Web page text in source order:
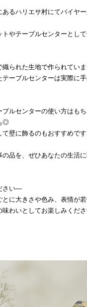
あるハリエサ村にてバイヤ
やテーブルセンターとし
られた生地で作られていま
ーブルセンターは実際に
ルセンターの使い方はも
◎
壁に飾るのもおすすめです
の品を、ぜひあなたの生活
さい―
に大きさや色み、表情が若
わいとしてお楽しみくださ